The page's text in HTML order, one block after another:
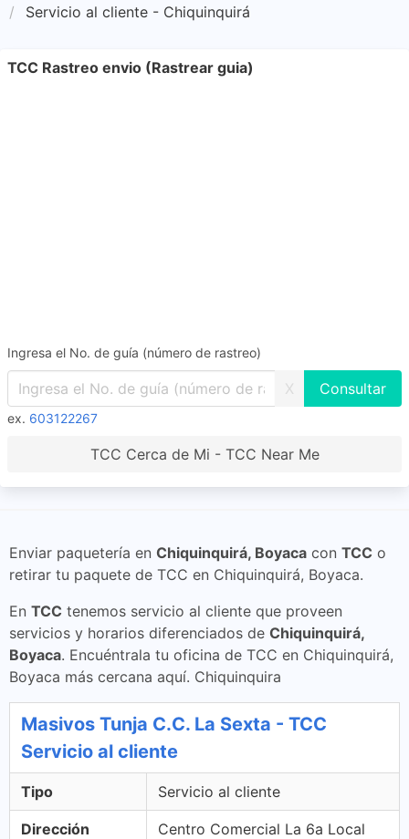
Servicio al cliente - Chiquinquirá
TCC Rastreo envio (Rastrear guia)
Ingresa el No. de guía (número de rastreo)
X
ex. 603122267
TCC Cerca de Mi - TCC Near Me
Enviar paquetería en Chiquinquirá, Boyaca con TCC o
retirar tu paquete de TCC en Chiquinquirá, Boyaca.
En TCC tenemos servicio al cliente que proveen
servicios y horarios diferenciados de Chiquinquirá,
Boyaca. Encuéntrala tu oficina de TCC en Chiquinquirá,
Boyaca más cercana aquí. Chiquinquira
Masivos Tunja C.C. La Sexta - TCC
Servicio al cliente
Tipo Servicio al cliente
Dirección
Centro Comercial La 6a Local